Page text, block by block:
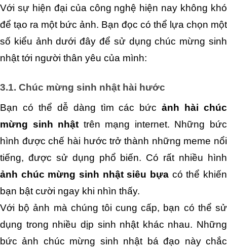
Với sự hiện đại của công nghệ hiện nay không khó
để tạo ra một bức ảnh. Bạn đọc có thể lựa chọn một
số kiểu ảnh dưới đây để sử dụng chúc mừng sinh
nhật tới người thân yêu của mình:
3.1. Chúc mừng sinh nhật hài hước
Bạn có thể dễ dàng tìm các bức ảnh hài chúc
mừng sinh nhật trên mạng internet. Những bức
hình được chế hài hước trở thành những meme nổi
ảnh chúc mừng sinh nhật siêu bựa có thể khiến
bạn bật cười ngay khi nhìn thấy.
Với bộ ảnh mà chúng tôi cung cấp, bạn có thể sử
dụng trong nhiều dịp sinh nhật khác nhau. Những
bức ảnh chúc mừng sinh nhật bá đạo này chắc